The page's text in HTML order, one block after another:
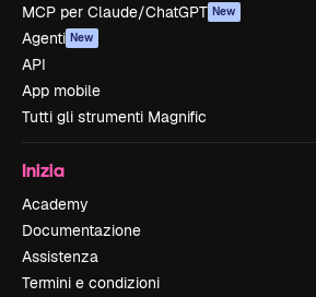
MCP per Claude/ChatGPT New
Agenti New
API
App mobile
Tutti gli strumenti Magnific
Inizia
Academy
Documentazione
Assistenza
Termini e condizioni